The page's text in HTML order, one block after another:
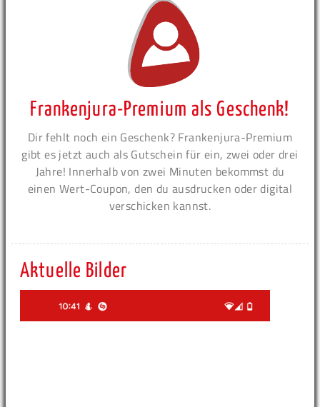
Frankenjura-Premium als Geschenk!
Dir fehlt noch ein Geschenk? Frankenjura-Premium
gibt es jetzt auch als Gutschein für ein, zwei oder drei
Jahre! Innerhalb von zwei Minuten bekommst du
einen Wert-Coupon, den du ausdrucken oder digital
verschicken kannst.
Aktuelle Bilder